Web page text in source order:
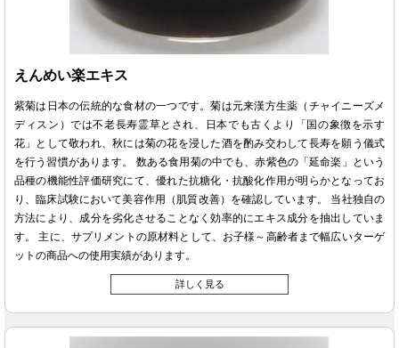
えんめい楽エキス
紫菊は日本の伝統的な食材の一つです。菊は元来漢方生薬（チャイニーズメ
ディスン）では不老長寿霊草とされ、日本でも古くより「国の象徴を示す
花」として敬われ、秋には菊の花を浸した酒を酌み交わして長寿を願う儀式
を行う習慣があります。 数ある食用菊の中でも、赤紫色の「延命楽」という
品種の機能性評価研究にて、優れた抗糖化・抗酸化作用が明らかとなってお
り、臨床試験において美容作用（肌質改善）を確認しています。 当社独自の
方法により、成分を劣化させることなく効率的にエキス成分を抽出していま
す。 主に、サプリメントの原材料として、お子様～高齢者まで幅広いターゲ
ットの商品への使用実績があります。
詳しく見る